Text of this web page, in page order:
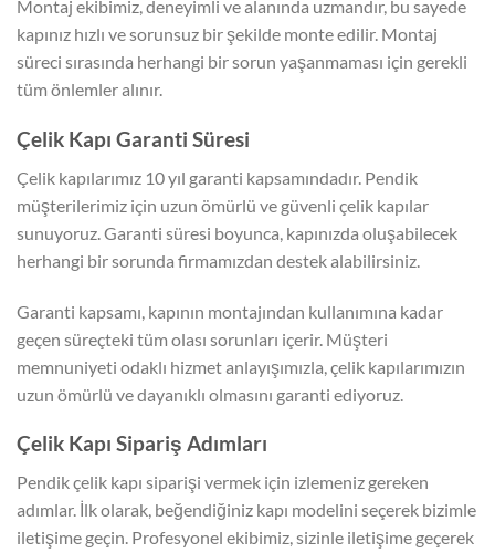
Montaj ekibimiz, deneyimli ve alanında uzmandır, bu sayede
kapınız hızlı ve sorunsuz bir şekilde monte edilir. Montaj
süreci sırasında herhangi bir sorun yaşanmaması için gerekli
tüm önlemler alınır.
Çelik Kapı Garanti Süresi
Çelik kapılarımız 10 yıl garanti kapsamındadır. Pendik
müşterilerimiz için uzun ömürlü ve güvenli çelik kapılar
sunuyoruz. Garanti süresi boyunca, kapınızda oluşabilecek
herhangi bir sorunda firmamızdan destek alabilirsiniz.
Garanti kapsamı, kapının montajından kullanımına kadar
geçen süreçteki tüm olası sorunları içerir. Müşteri
memnuniyeti odaklı hizmet anlayışımızla, çelik kapılarımızın
uzun ömürlü ve dayanıklı olmasını garanti ediyoruz.
Çelik Kapı Sipariş Adımları
Pendik çelik kapı siparişi vermek için izlemeniz gereken
adımlar. İlk olarak, beğendiğiniz kapı modelini seçerek bizimle
iletişime geçin. Profesyonel ekibimiz, sizinle iletişime geçerek